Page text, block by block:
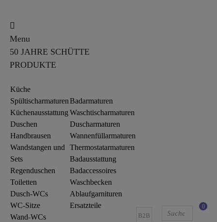
Menu
50 JAHRE SCHÜTTE
PRODUKTE
Küche
Spültischarmaturen
Küchenausstattung
Duschen
Handbrausen
Wandstangen und
Sets
Regenduschen
Toiletten
Dusch-WCs
WC-Sitze
Wand-WCs
Badarmaturen
Waschtischarmaturen
Duscharmaturen
Wannenfüllarmaturen
Thermostatarmaturen
Badausstattung
Badaccessoires
Waschbecken
Ablaufgarnituren
Ersatzteile
B2B
0